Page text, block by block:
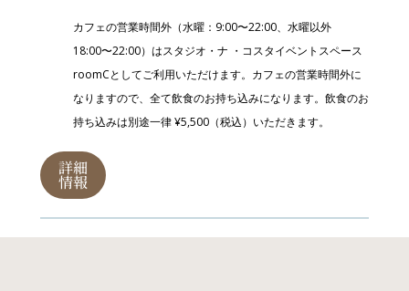
カフェの営業時間外（水曜：9:00〜22:00、水曜以外
18:00〜22:00）はスタジオ・ナ ・コスタイベントスペース
roomCとしてご利用いただけます。カフェの営業時間外に
なりますので、全て飲食のお持ち込みになります。飲食のお
持ち込みは別途一律 ¥5,500（税込）いただきます。
詳細
情報